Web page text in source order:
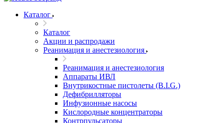
Каталог
Каталог
Акции и распродажи
Реанимация и анестезиология
Реанимация и анестезиология
Аппараты ИВЛ
Внутрикостные пистолеты (B.I.G.)
Дефибрилляторы
Инфузионные насосы
Кислородные концентраторы
Контрпульсаторы